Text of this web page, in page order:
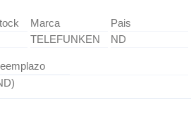
Marca
Pais
TELEFUNKEN ND